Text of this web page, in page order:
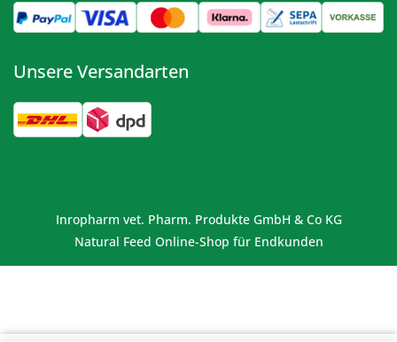
Unsere Versandarten
Inropharm vet. Pharm. Produkte GmbH & Co KG
Natural Feed Online-Shop für Endkunden